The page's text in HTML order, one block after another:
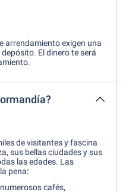
arrendamiento exigen una
El dinero te será
de visitantes y fascina
sus bellas ciudades y sus
las edades. Las
pena:
cafés,